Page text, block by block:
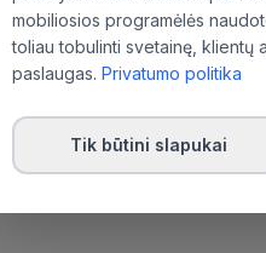
mobiliosios programėlės
toliau tobulinti svetainę, klientų
paslaugas. Privatumo politika
Tik būtini slapukai